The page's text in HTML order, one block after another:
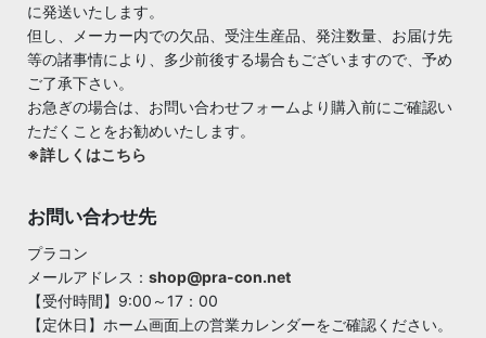
に発送いたします。
但し、メーカー内での欠品、受注生産品、発注数量、お届け先
等の諸事情により、多少前後する場合もございますので、予め
ご了承下さい。
お急ぎの場合は、お問い合わせフォームより購入前にご確認い
ただくことをお勧めいたします。
※詳しくはこちら
お問い合わせ先
プラコン
メールアドレス： shop@pra-con.net
【受付時間】9:00～17：00
【定休日】ホーム画面上の営業カレンダーをご確認ください。